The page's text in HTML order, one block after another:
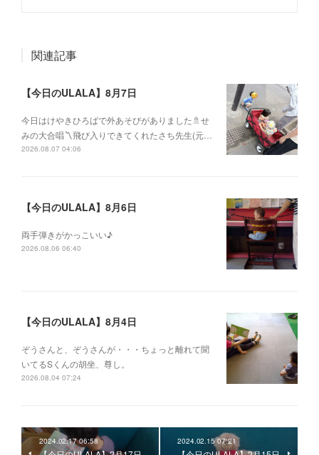
関連記事
【今日のULALA】8月7日
今日はけやきひろばで外あそびがありました🚿せ
みの大合唱〽飛び入りできてくれたさち先生(元…
2026.08.07 04:06
【今日のULALA】8月6日
両手弾きがかっこいい♪
2026.08.06 06:40
【今日のULALA】8月4日
ぞうさんと、ぞうさんが・・・ちょっと離れて聞
いてるSくんの胡坐、尊し。
2026.08.04 07:24
2024.02.17 06:58 2024.02.15 07:21